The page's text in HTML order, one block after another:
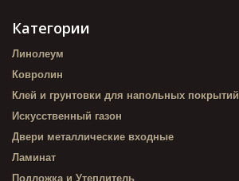
Категории
Линолеум
Ковролин
Клей и грунтовки для напольных покрытий
Искусственный газон
Двери металлические входные
Ламинат
Подложка и Утеплитель